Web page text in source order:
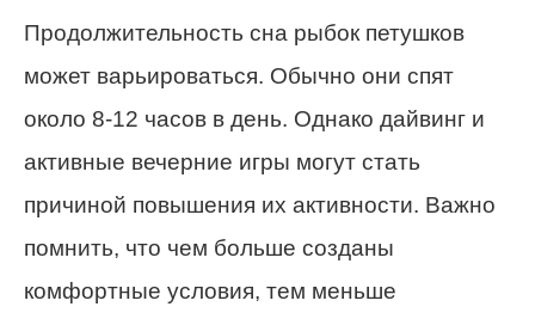
Продолжительность сна рыбок петушков
может варьироваться. Обычно они спят
около 8-12 часов в день. Однако дайвинг и
активные вечерние игры могут стать
причиной повышения их активности. Важно
помнить, что чем больше созданы
комфортные условия, тем меньше